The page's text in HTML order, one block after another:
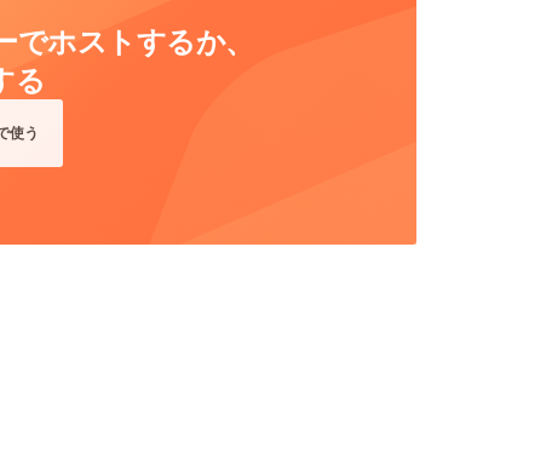
でホストするか、
る
使う